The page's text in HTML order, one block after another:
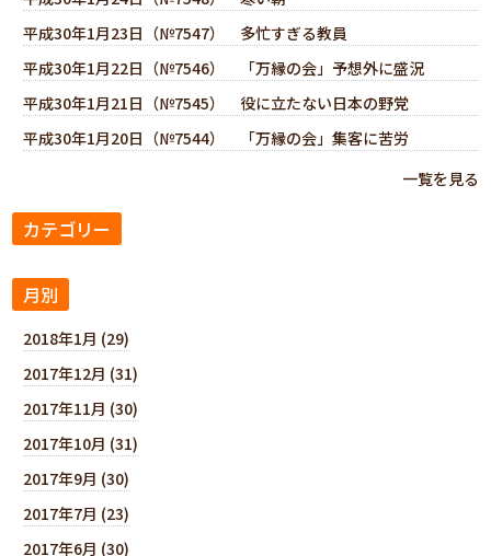
平成30年1月23日（№7547） 多忙すぎる教員
平成30年1月22日（№7546） 「万縁の会」予想外に盛況
平成30年1月21日（№7545） 役に立たない日本の野党
平成30年1月20日（№7544） 「万縁の会」集客に苦労
一覧を見る
カテゴリー
月別
2018年1月 (29)
2017年12月 (31)
2017年11月 (30)
2017年10月 (31)
2017年9月 (30)
2017年7月 (23)
2017年6月 (30)